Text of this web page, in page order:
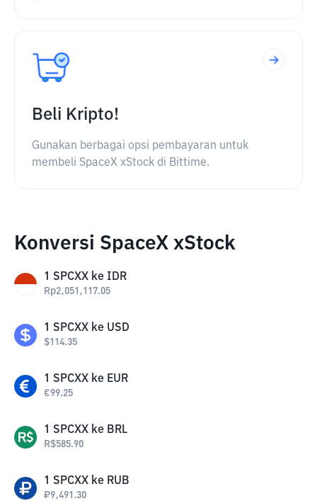
Beli Kripto!
Gunakan berbagai opsi pembayaran untuk
membeli SpaceX xStock di Bittime.
Konversi SpaceX xStock
1 SPCXX ke IDR
Rp2,051,117.05
1 SPCXX ke USD
$114.35
1 SPCXX ke EUR
€99.25
1 SPCXX ke BRL
R$585.90
1 SPCXX ke RUB
₽9,491.30